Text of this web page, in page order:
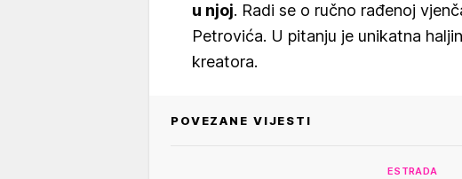
u njoj. Radi se o ručno rađenoj
Petrovića. U pitanju je unikatna
kreatora.
POVEZANE VIJESTI
ESTRADA